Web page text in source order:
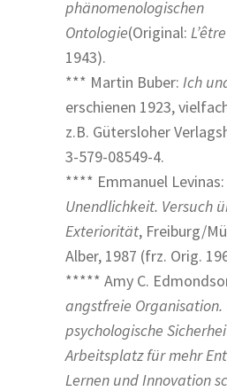
phänomenologischen
Ontologie(Original:
1943).
*** Martin Buber: Ich
erschienen 1923,
z.B. Gütersloher
3-579-08549-4.
**** Emmanuel Levinas:
Unendlichkeit. Versuch
Exteriorität, Freiburg/
Alber, 1987 (frz. Orig.
***** Amy C.
angstfreie Organisation.
psychologische
Arbeitsplatz für mehr
Lernen und Innovation